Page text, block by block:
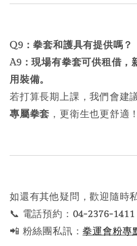
Q9：拳套和護具有提供嗎？
A9：現場有拳套可供租借，
用裝備。
若打算長期上課，我們會建
專屬拳套 ，更衛生也更舒適！
如還有其他疑問，歡迎隨時
📞 電話預約： 04-2376-1411
📲 粉絲團私訊：拳運會粉專